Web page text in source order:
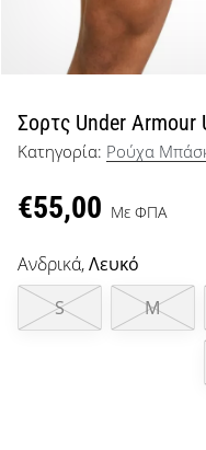
μπάσκετ
λάτρης
μπάσκετ
όπως
εμείς;
μαζί
ως
πρεσβευτής
της
μάρκας
Σορτς Under Armour
Κατηγορία: Ρούχα
€55,00 Με ΦΠΑ
Ανδρικά,Λευκό
S
M